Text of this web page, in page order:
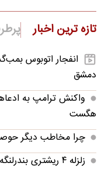
تازه ترین اخبار
انفجار اتوبوس
دمشق
واکنش ترامپ به
هگست
چرا مخاطب دیگر حوصله سریال ۳۰
زلزله ۴ ریشتری بندرلنگه را لرزاند